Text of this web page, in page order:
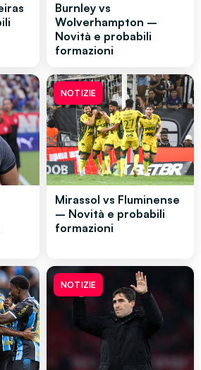
Burnley vs
Wolverhampton –
Novità e probabili
formazioni
NOTIZIE
Mirassol vs Fluminense
– Novità e probabili
formazioni
NOTIZIE